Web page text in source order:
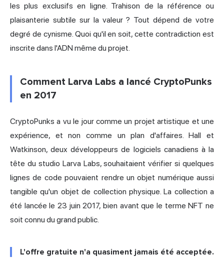
les plus exclusifs en ligne. Trahison de la référence ou
plaisanterie subtile sur la valeur ? Tout dépend de votre
degré de cynisme. Quoi qu'il en soit, cette contradiction est
inscrite dans l'ADN même du projet.
Comment Larva Labs a lancé CryptoPunks
en 2017
CryptoPunks a vu le jour comme un projet artistique et une
expérience, et non comme un plan d'affaires. Hall et
Watkinson, deux développeurs de logiciels canadiens à la
tête du studio Larva Labs, souhaitaient vérifier si quelques
lignes de code pouvaient rendre un objet numérique aussi
tangible qu'un objet de collection physique. La collection a
été lancée le 23 juin 2017, bien avant que le terme NFT ne
soit connu du grand public.
L'offre gratuite n'a quasiment jamais été acceptée.